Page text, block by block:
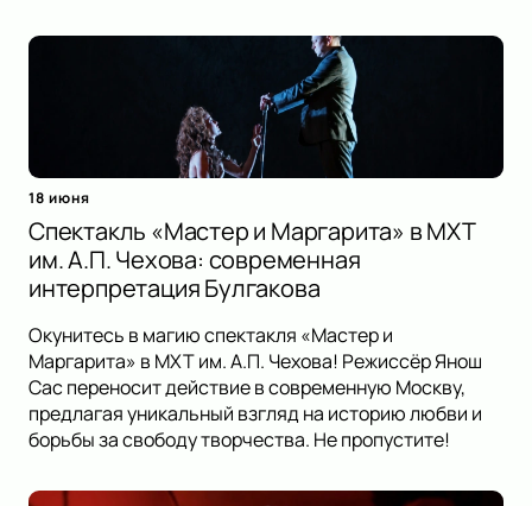
18 июня
Спектакль «Мастер и Маргарита» в МХТ
им. А.П. Чехова: современная
интерпретация Булгакова
Окунитесь в магию спектакля «Мастер и
Маргарита» в МХТ им. А.П. Чехова! Режиссёр Янош
Сас переносит действие в современную Москву,
предлагая уникальный взгляд на историю любви и
борьбы за свободу творчества. Не пропустите!